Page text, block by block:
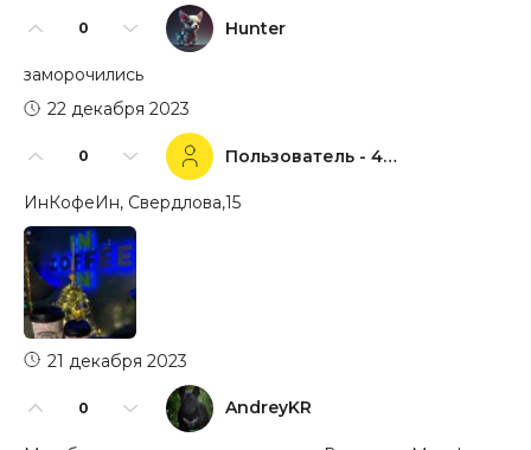
0 Hunter
заморочились
0 Пользователь - 44098
22 декабря 2023
ИнКофеИн, Свердлова,15
0 AndreyKR
21 декабря 2023